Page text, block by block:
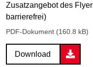
Zusatzangebot des
barrierefrei)
PDF-Dokument (160.8 kB)
Download